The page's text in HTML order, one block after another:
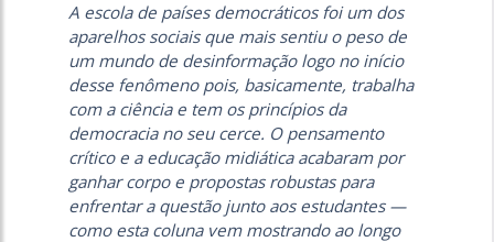
A escola de países democráticos foi um dos
aparelhos sociais que mais sentiu o peso de
um mundo de desinformação logo no início
desse fenômeno pois, basicamente, trabalha
com a ciência e tem os princípios da
democracia no seu cerce. O pensamento
crítico e a educação midiática acabaram por
ganhar corpo e propostas robustas para
enfrentar a questão junto aos estudantes —
como esta coluna vem mostrando ao longo